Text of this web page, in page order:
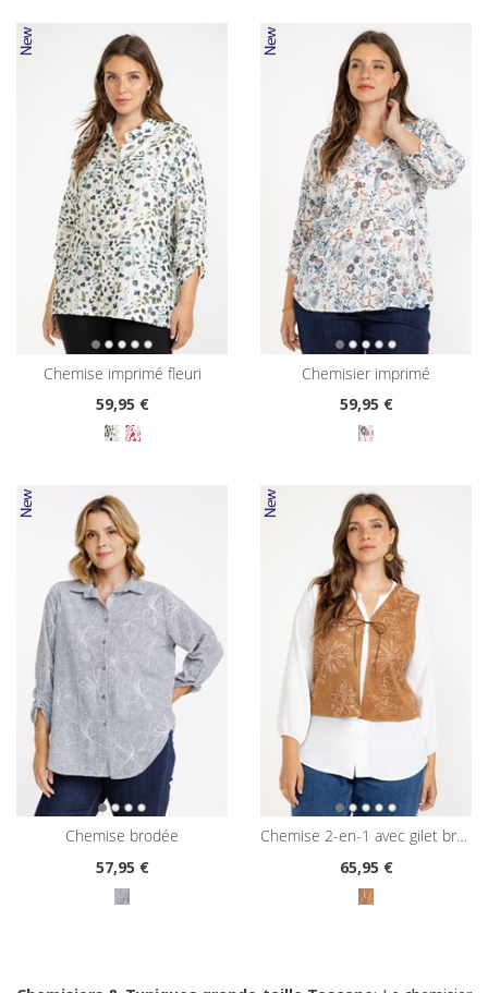
chemise imprimé fleuri
59,95 €
chemisier imprimé
59,95 €
chemise brodée
57,95 €
chemise 2-en-1 avec gilet brodé
65,95 €